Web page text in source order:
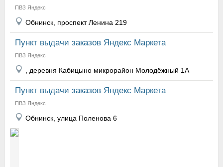
ПВЗ Яндекс
Обнинск, проспект Ленина 219
Пункт выдачи заказов Яндекс Маркета
ПВЗ Яндекс
, деревня Кабицыно микрорайон Молодёжный 1А
Пункт выдачи заказов Яндекс Маркета
ПВЗ Яндекс
Обнинск, улица Поленова 6